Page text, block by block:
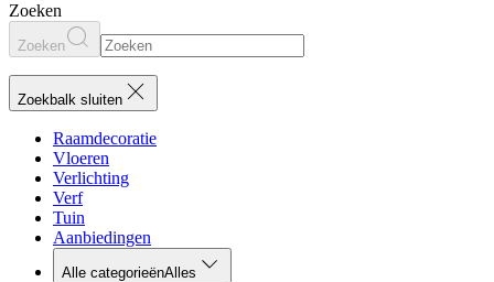
Zoeken
Zoeken
Zoekbalk sluiten
Raamdecoratie
Vloeren
Verlichting
Verf
Tuin
Aanbiedingen
Alle categorieënAlles